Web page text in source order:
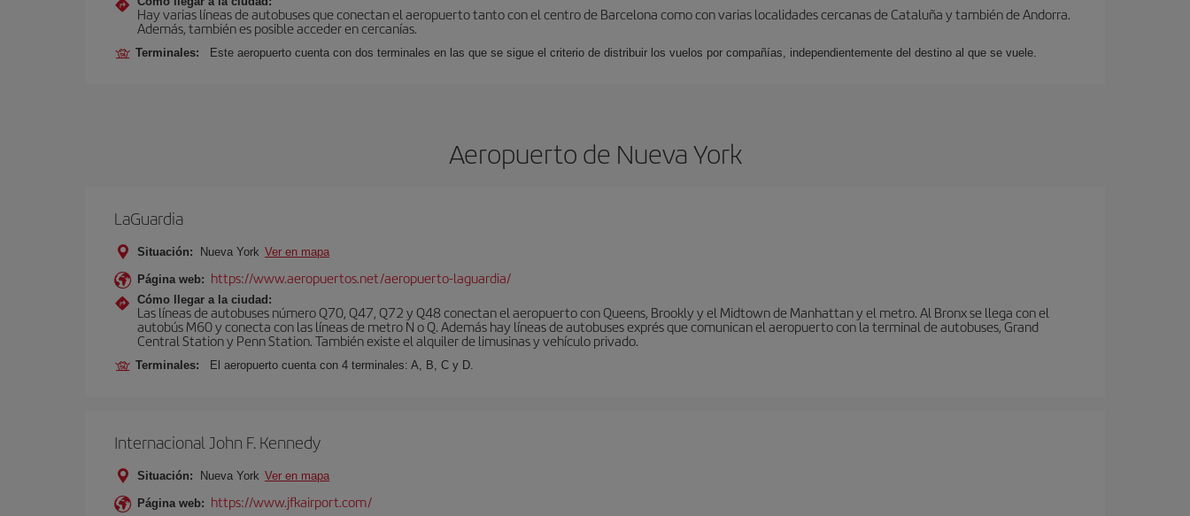
Hay varias líneas de autobuses que conectan el aeropuerto tanto con el centro de Barcelona como con varias localidades cercanas de Cataluña y también de Andorra.
Además, también es posible acceder en cercanías.
Terminales: Este aeropuerto cuenta con dos terminales en las que se sigue el criterio de distribuir los vuelos por compañías, independientemente del destino al que se vuele.
Aeropuerto de Nueva York
LaGuardia
Situación: Nueva York Ver en mapa
Página web: https://www.aeropuertos.net/aeropuerto-laguardia/
Cómo llegar a la ciudad:
Las líneas de autobuses número Q70, Q47, Q72 y Q48 conectan el aeropuerto con Queens, Brookly y el Midtown de Manhattan y el metro. Al Bronx se llega con el
autobús M60 y conecta con las líneas de metro N o Q. Además hay líneas de autobuses exprés que comunican el aeropuerto con la terminal de autobuses, Grand
Central Station y Penn Station. También existe el alquiler de limusinas y vehículo privado.
Terminales: El aeropuerto cuenta con 4 terminales: A, B, C y D.
Internacional John F. Kennedy
Situación: Nueva York Ver en mapa
Página web: https://www.jfkairport.com/